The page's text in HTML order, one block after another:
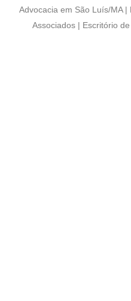
Advocacia em São Luís/MA
Associados | Escritório